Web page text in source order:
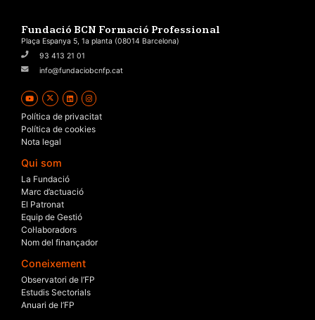
Fundació BCN Formació Professional
Plaça Espanya 5, 1a planta (08014 Barcelona)
93 413 21 01
info@fundaciobcnfp.cat
Política de privacitat
Política de cookies
Nota legal
Qui som
La Fundació
Marc d’actuació
El Patronat
Equip de Gestió
Col·laboradors
Nom del finançador
Coneixement
Observatori de l’FP
Estudis Sectorials
Anuari de l’FP